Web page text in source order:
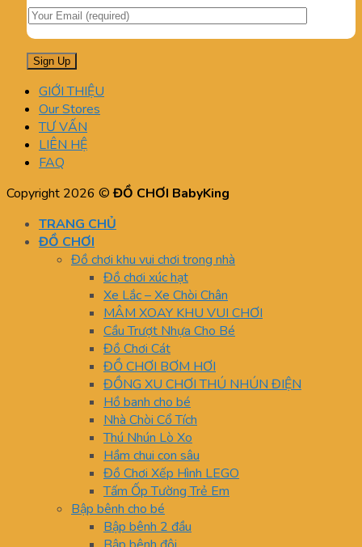
GIỚI THIỆU
Our Stores
TƯ VẤN
LIÊN HỆ
FAQ
Copyright 2026 ©ĐỒ CHƠI BabyKing
TRANG CHỦ
ĐỒ CHƠI
Đồ chơi khu vui chơi trong nhà
Đồ chơi xúc hạt
Xe Lắc – Xe Chòi Chân
MÂM XOAY KHU VUI CHƠI
Cầu Trượt Nhựa Cho Bé
Đồ Chơi Cát
ĐỒ CHƠI BƠM HƠI
ĐỒNG XU CHƠI THÚ NHÚN ĐIỆN
Hồ banh cho bé
Nhà Chòi Cổ Tích
Thú Nhún Lò Xo
Hầm chui con sâu
Đồ Chơi Xếp Hình LEGO
Tấm Ốp Tường Trẻ Em
Bập bênh cho bé
Bập bênh 2 đầu